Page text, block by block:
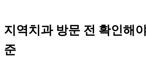
지역치과 방문 전 확인해
준